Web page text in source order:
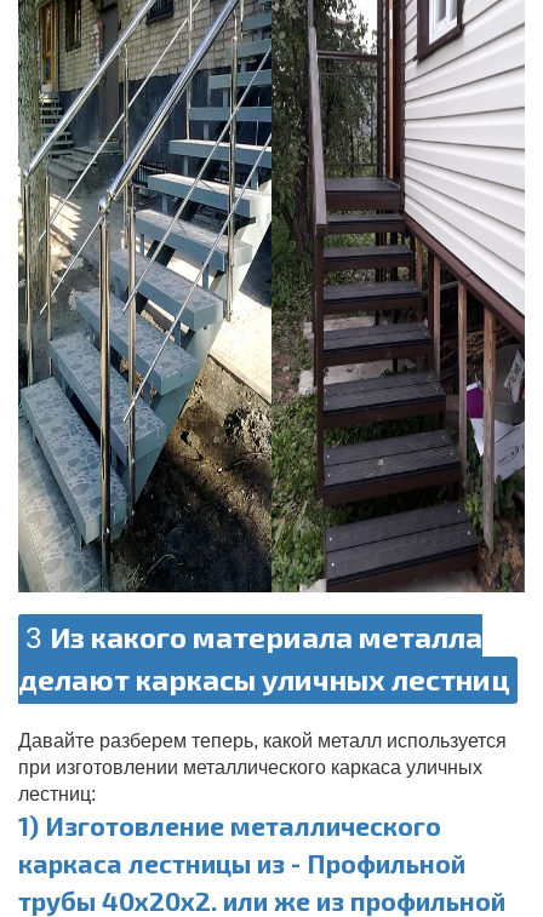
3 Из какого материала металла
делают каркасы уличных лестниц
Давайте разберем теперь, какой металл используется
при изготовлении металлического каркаса уличных
лестниц:
1) Изготовление металлического
каркаса лестницы из - Профильной
трубы 40х20х2. или же из профильной